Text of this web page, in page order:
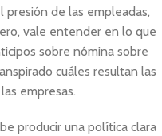
presión de las empleadas,
vale entender en lo que
sobre nómina sobre
cuáles resultan las
empresas.
producir una política clara